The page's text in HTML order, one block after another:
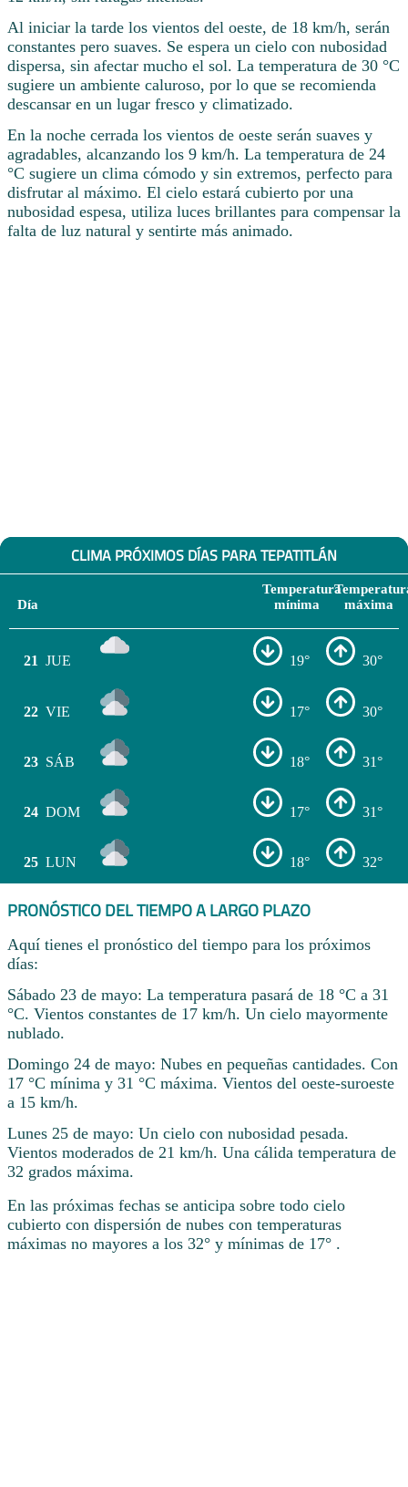
Al iniciar la tarde los vientos del oeste, de 18 km/h, serán
constantes pero suaves. Se espera un cielo con nubosidad
dispersa, sin afectar mucho el sol. La temperatura de 30 °C
sugiere un ambiente caluroso, por lo que se recomienda
descansar en un lugar fresco y climatizado.
En la noche cerrada los vientos de oeste serán suaves y
agradables, alcanzando los 9 km/h. La temperatura de 24
°C sugiere un clima cómodo y sin extremos, perfecto para
disfrutar al máximo. El cielo estará cubierto por una
nubosidad espesa, utiliza luces brillantes para compensar la
falta de luz natural y sentirte más animado.
CLIMA PRÓXIMOS DÍAS PARA TEPATITLÁN
Día
Temperatura
mínima
máxima
21 JUE 19° 30°
22 VIE 17° 30°
23 SÁB 18° 31°
24 DOM 17° 31°
25 LUN 18° 32°
PRONÓSTICO DEL TIEMPO A LARGO PLAZO
Aquí tienes el pronóstico del tiempo para los próximos
días:
Sábado 23 de mayo: La temperatura pasará de 18 °C a 31
°C. Vientos constantes de 17 km/h. Un cielo mayormente
nublado.
Domingo 24 de mayo: Nubes en pequeñas cantidades. Con
17 °C mínima y 31 °C máxima. Vientos del oeste-suroeste
a 15 km/h.
Lunes 25 de mayo: Un cielo con nubosidad pesada.
Vientos moderados de 21 km/h. Una cálida temperatura de
32 grados máxima.
En las próximas fechas se anticipa sobre todo cielo
cubierto con dispersión de nubes con temperaturas
máximas no mayores a los 32° y mínimas de 17° .